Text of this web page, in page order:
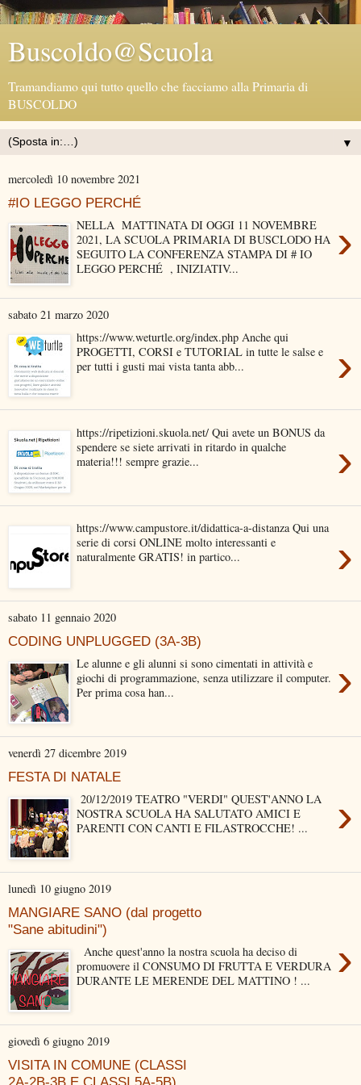
Buscoldo@Scuola
Tramandiamo qui tutto quello che facciamo alla Primaria di
BUSCOLDO
▼
mercoledì 10 novembre 2021
#IO LEGGO PERCHÉ
›
NELLA MATTINATA DI OGGI 11 NOVEMBRE
2021, LA SCUOLA PRIMARIA DI BUSCLODO HA
SEGUITO LA CONFERENZA STAMPA DI # IO
LEGGO PERCHÉ , INIZIATIV...
sabato 21 marzo 2020
›
https://www.weturtle.org/index.php Anche qui
PROGETTI, CORSI e TUTORIAL in tutte le salse e
per tutti i gusti mai vista tanta abb...
›
https://ripetizioni.skuola.net/ Qui avete un BONUS da
spendere se siete arrivati in ritardo in qualche
materia!!! sempre grazie...
›
https://www.campustore.it/didattica-a-distanza Qui una
serie di corsi ONLINE molto interessanti e
naturalmente GRATIS! in partico...
sabato 11 gennaio 2020
CODING UNPLUGGED (3A-3B)
›
Le alunne e gli alunni si sono cimentati in attività e
giochi di programmazione, senza utilizzare il computer.
Per prima cosa han...
venerdì 27 dicembre 2019
FESTA DI NATALE
›
20/12/2019 TEATRO "VERDI" QUEST'ANNO LA
NOSTRA SCUOLA HA SALUTATO AMICI E
PARENTI CON CANTI E FILASTROCCHE! ...
lunedì 10 giugno 2019
MANGIARE SANO (dal progetto
"Sane abitudini")
›
Anche quest'anno la nostra scuola ha deciso di
promuovere il CONSUMO DI FRUTTA E VERDURA
DURANTE LE MERENDE DEL MATTINO ! ...
giovedì 6 giugno 2019
VISITA IN COMUNE (CLASSI
2A-2B-3B E CLASSI 5A-5B)